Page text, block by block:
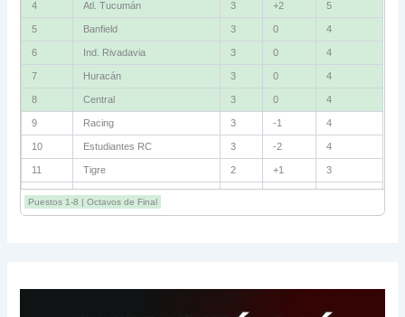
4 Atl. Tucumán 3 +2 5
5 Banfield 3 0 4
6 Ind. Rivadavia 3 0 4
7 Huracán 3 0 4
8 Central 3 0 4
9 Racing 3 -1 4
10 Estudiantes RC 3 -2 4
11 Tigre 2 +1 3
12 Belgrano
13 Sarmiento 3 -1 3
Puestos 1-8 | Octavos de Final